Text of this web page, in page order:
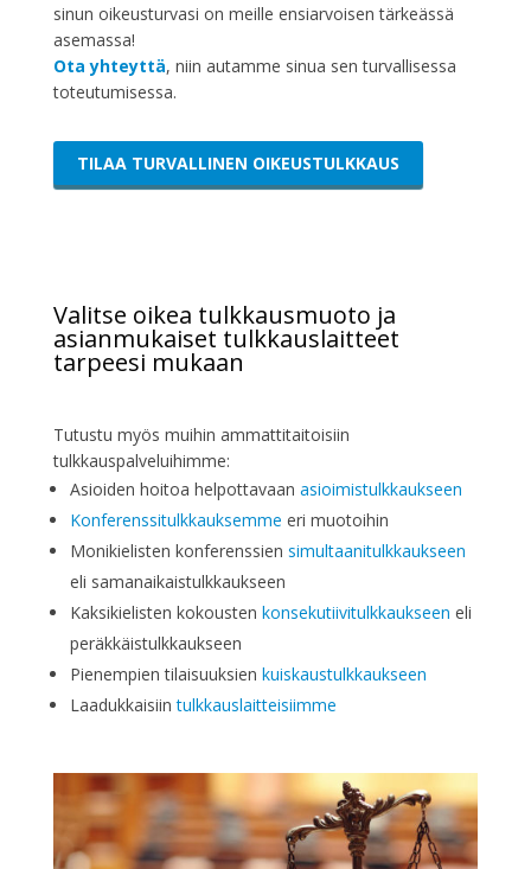
sinun oikeusturvasi on meille ensiarvoisen tärkeässä
asemassa!
Ota yhteyttä, niin autamme sinua sen turvallisessa
toteutumisessa.
TILAA TURVALLINEN OIKEUSTULKKAUS
Valitse oikea tulkkausmuoto ja
asianmukaiset tulkkauslaitteet
tarpeesi mukaan
Tutustu myös muihin ammattitaitoisiin
tulkkauspalveluihimme:
Asioiden hoitoa helpottavaan asioimistulkkaukseen
Konferenssitulkkauksemme eri muotoihin
Monikielisten konferenssien simultaanitulkkaukseen
eli samanaikaistulkkaukseen
Kaksikielisten kokousten konsekutiivitulkkaukseen eli
peräkkäistulkkaukseen
Pienempien tilaisuuksien kuiskaustulkkaukseen
Laadukkaisiintulkkauslaitteisiimme